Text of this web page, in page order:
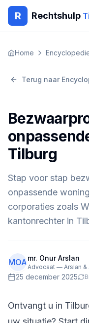
R Rechtshulp
Home
Contact
🇳🇱 Nederlands
العربية
🇷🇴 Română
Home
Terug naar
Tilburg
Stap voor stap
onpassende
corporaties zoals
kantonrechter in
MOAmr. Onur Arslan
Advocaat — Arslan &
25 december 2025
Ontvangt u in